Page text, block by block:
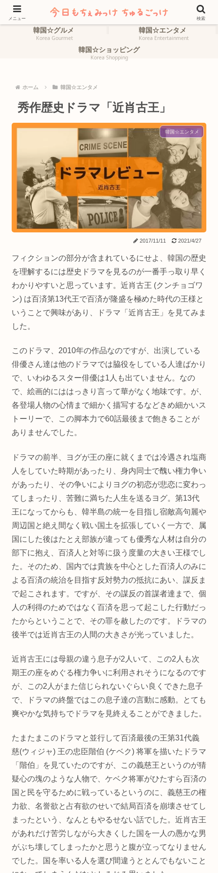
ホーム
HOME
韓国☆旅行
韓国☆グルメ
Korea Gourmet
韓国☆エンタメ
Korea Entertainment
韓国☆ショッピング
Korea Shopping
ホーム 韓国☆エンタメ
秀作歴史ドラマ「近肖古王」
韓国☆エンタメ
2017/11/11 2021/4/27
フィクションの部分が含まれているにせよ、韓国の歴史
を理解するには歴史ドラマを見るのが一番手っ取り早く
わかりやすいと思っています。近肖古王 (クンチョゴワ
ン) は百済第13代王で百済が隆盛を極めた時代の王様と
いうことで興味があり、ドラマ「近肖古王」を見てみま
した。
このドラマ、2010年の作品なのですが、出演している
俳優さん達は他のドラマでは脇役をしている人達ばかり
で、いわゆるスター俳優は1人も出ていません。なの
で、絵画的にははっきり言って華がなく地味です。が、
各登場人物の心情まで細かく描写するなどきめ細かいス
トーリーで、この脚本力で60話最後まで飽きることが
ありませんでした。
ドラマの前半、ヨグが王の座に就くまでは冷遇され塩商
人をしていた時期があったり、身内同士で醜い権力争い
があったり、その争いによりヨグの初恋が悲恋に変わっ
てしまったり、苦難に満ちた人生を送るヨグ。第13代
王になってからも、韓半島の統一を目指し宿敵高句麗や
周辺国と絶え間なく戦い国土を拡張していく一方で、属
国にした後はたとえ部族が違っても優秀な人材は自分の
部下に抱え、百済人と対等に扱う度量の大きい王様でし
た。そのため、国内では貴族を中心とした百済人のみに
よる百済の統治を目指す反対勢力の抵抗にあい、謀反ま
で起こされます。ですが、その謀反の首謀者達まで、個
人の利得のためではなく百済を思って起こした行動だっ
たからということで、その罪を赦したのです。ドラマの
後半では近肖古王の人間の大きさが光っていました。
近肖古王には母親の違う息子が2人いて、この2人も次
期王の座をめぐる権力争いに利用されそうになるのです
が、この2人がまた信じられないぐらい良くできた息子
で、ドラマの終盤ではこの息子達の言動に感動。とても
爽やかな気持ちでドラマを見終えることができました。
たまたまこのドラマと並行して百済最後の王第31代義
慈(ウィジャ) 王の忠臣階伯 (ケベク) 将軍を描いたドラマ
「階伯」を見ていたのですが、この義慈王というのが猜
疑心の塊のような人物で、ケベク将軍がひたすら百済の
国と民を守るために戦っているというのに、義慈王の権
力欲、名誉欲と占有欲のせいで結局百済を崩壊させてし
まったという、なんともやるせない話でした。近肖古王
があれだけ苦労しながら大きくした国を一人の愚かな男
がぶち壊してしまったかと思うと腹が立ってなりません
でした。国を率いる人を選び間違うととんでもないこと
メニュー 検索